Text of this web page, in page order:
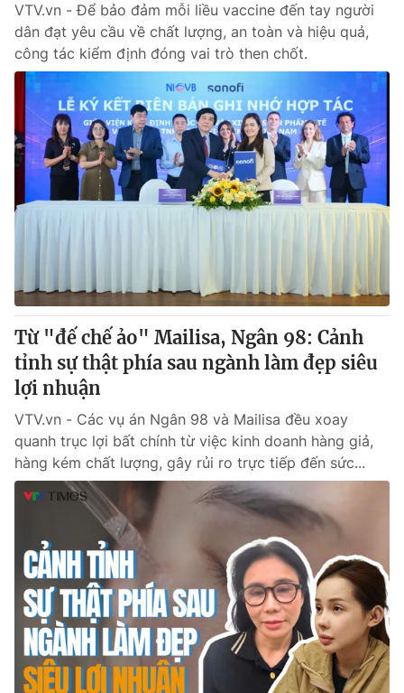
Photo Infographic
Video Shorts video
VTV Money VTV Thể thao
VTV Sức khoẻ Bất động sản
Thị trường 24h
VTV4 Vươn mình bằng AI
VTV9 VTV8
Liên hệ tòa soạn
THỜI BÁO VTV
Theo dõi báo trên
Cơ quan chủ quản:Đài Truyền hình Việt Nam
Cơ quan báo chí:Thời báo VTV
Giấy phép hoạt động báo in và báo điện tử số 483/GP-BTTTT
cấp ngày 29/12/2023
VTV.vn - Để bảo đảm mỗi liều vaccine đến tay người
dân đạt yêu cầu về chất lượng, an toàn và hiệu quả,
công tác kiểm định đóng vai trò then chốt.
Từ "đế chế ảo" Mailisa, Ngân 98: Cảnh
tỉnh sự thật phía sau ngành làm đẹp siêu
lợi nhuận
VTV.vn - Các vụ án Ngân 98 và Mailisa đều xoay
quanh trục lợi bất chính từ việc kinh doanh hàng giả,
hàng kém chất lượng, gây rủi ro trực tiếp đến sức...